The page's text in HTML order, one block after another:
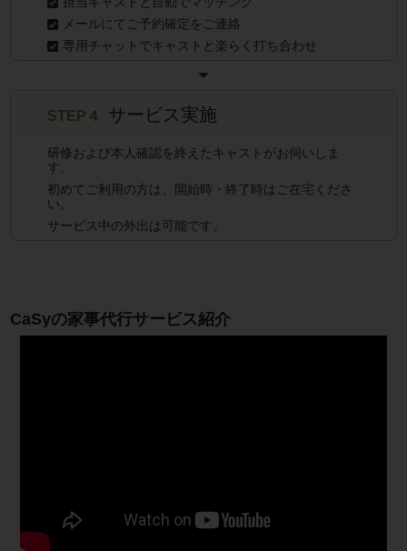
メールにてご予約確定をご連絡
専用チャットでキャストと楽らく打ち合わせ
STEP４ サービス実施
研修および本人確認を終えたキャストがお伺いしま
す。
初めてご利用の方は、開始時・終了時はご在宅くださ
い。
サービス中の外出は可能です。
CaSyの家事代行サービス紹介